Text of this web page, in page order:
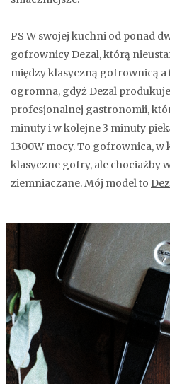
PS W swojej kuchni od ponad
gofrownicy Dezal, którą
między klasyczną gofrownicą a
ogromna, gdyż Dezal
profesjonalnej gastronomii,
minuty i w kolejne 3 minuty
1300W mocy. To gofrownica,
klasyczne gofry, ale chociażby
ziemniaczane. Mój model to